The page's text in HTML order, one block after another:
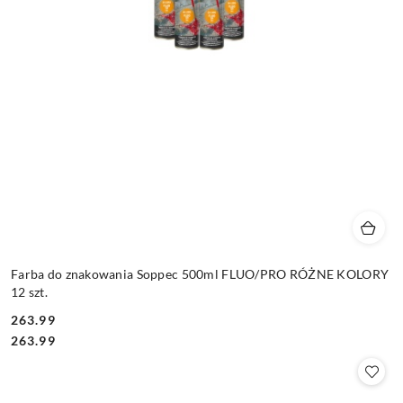
Farba do znakowania Soppec 500ml FLUO/PRO RÓŻNE KOLORY
12 szt.
Cena:
263.99
Cena:
263.99